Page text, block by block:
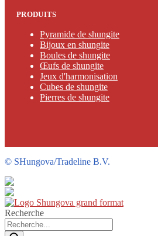
PRODUITS
Pyramide de shungite
Bijoux en shungite
Boules de shungite
Œufs de shungite
Jeux d'harmonisation
Cubes de shungite
Pierres de shungite
© SHungova/Tradeline B.V.
Recherche